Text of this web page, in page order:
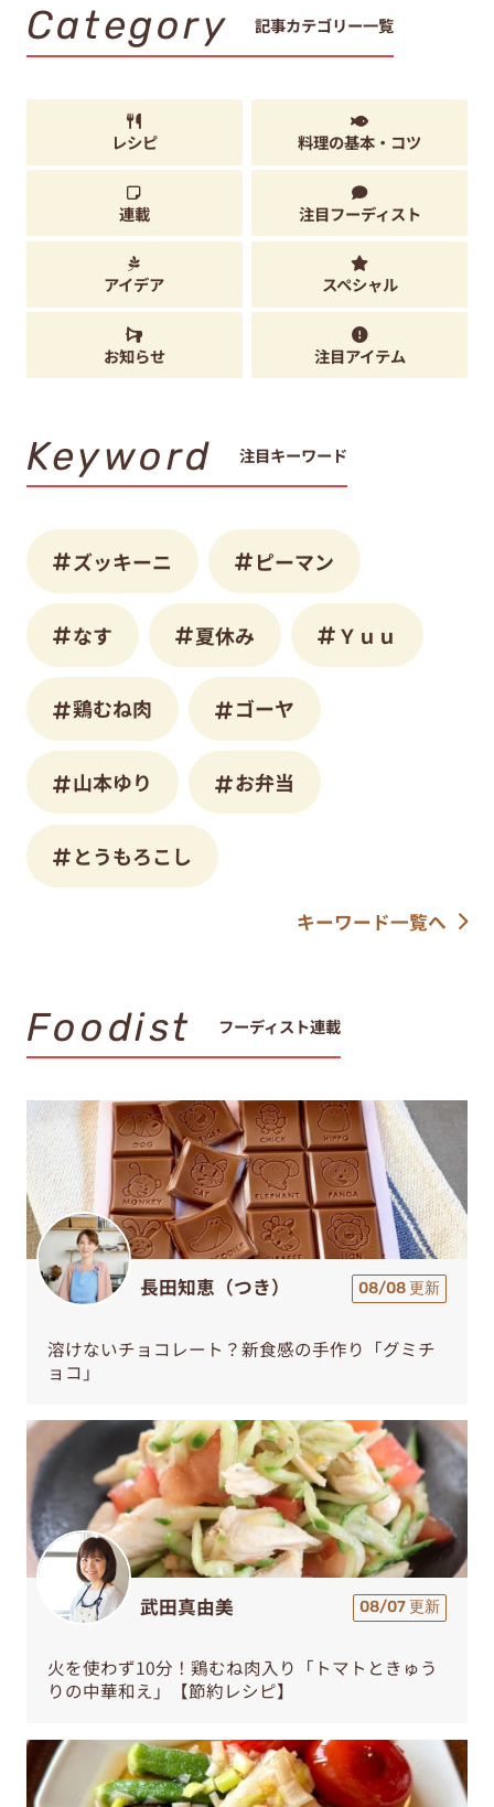
Category 記事カテゴリー一覧
レシピ 料理の基本・コツ
連載 注目フーディスト
アイデア スペシャル
お知らせ 注目アイテム
Keyword 注目キーワード
ズッキーニ ピーマン
なす 夏休み Ｙｕｕ
鶏むね肉 ゴーヤ
山本ゆり お弁当
とうもろこし
キーワード一覧へ
Foodist フーディスト連載
長田知恵（つき） 08/08 更新
溶けないチョコレート？新食感の手作り「グミチ
ョコ」
武田真由美 08/07 更新
火を使わず10分！鶏むね肉入り「トマトときゅう
りの中華和え」【節約レシピ】